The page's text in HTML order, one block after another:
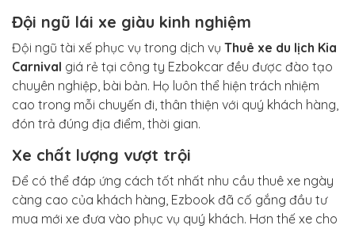
Đội ngũ lái xe giàu kinh nghiệm
Đội ngũ tài xế phục vụ trong dịch vụ Thuê xe du lịch Kia
Carnival giá rẻ tại công ty Ezbokcar đều được đào tạo
chuyên nghiệp, bài bản. Họ luôn thể hiện trách nhiệm
cao trong mỗi chuyến đi, thân thiện với quý khách hàng,
đón trả đúng địa điểm, thời gian.
Xe chất lượng vượt trội
Để có thể đáp ứng cách tốt nhất nhu cầu thuê xe ngày
càng cao của khách hàng, Ezbook đã cố gắng đầu tư
mua mới xe đưa vào phục vụ quý khách. Hơn thế xe cho